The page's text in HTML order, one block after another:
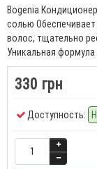
Bogenia
солью Обеспечивает
волос, тщательно
Уникальная
330 грн
Доступность: